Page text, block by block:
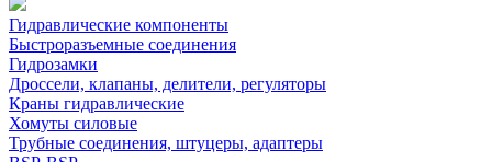
Гидравлические компоненты
Быстроразъемные соединения
Гидрозамки
Дроссели, клапаны, делители, регуляторы
Краны гидравлические
Хомуты силовые
Трубные соединения, штуцеры, адаптеры